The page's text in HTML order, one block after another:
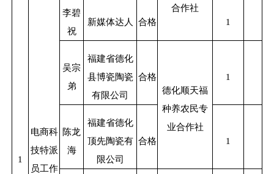
1
电商科
技特派
员工作
合作社
李碧
祝
新媒体达人 合格 1
吴宗
弟
福建省德化
县博瓷陶瓷
有限公司
合格
德化顺天福
种养农民专
业合作社
1
陈龙
海
福建省德化
顶先陶瓷有
限公司
合格 1